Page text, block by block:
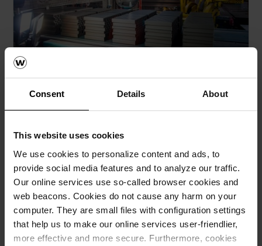
Consent Details About
This website uses cookies
We use cookies to personalize content and ads, to
provide social media features and to analyze our traffic.
Our online services use so-called browser cookies and
web beacons. Cookies do not cause any harm on your
computer. They are small files with configuration settings
that help us to make our online services user-friendlier,
more effective and more secure. Furthermore, cookies
jpg, 1 MB